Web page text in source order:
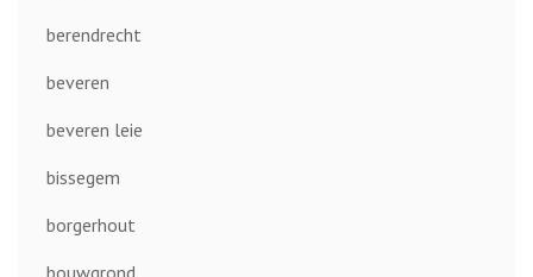
berendrecht
beveren
beveren leie
bissegem
borgerhout
bouwgrond